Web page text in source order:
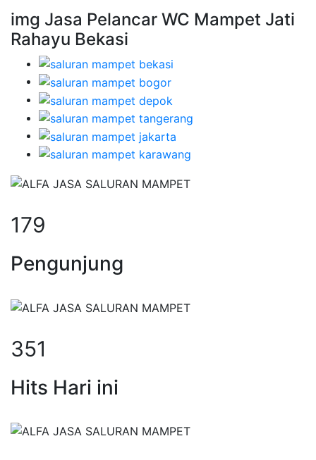
img Jasa Pelancar WC Mampet Jati
Rahayu Bekasi
179
Pengunjung
351
Hits Hari ini